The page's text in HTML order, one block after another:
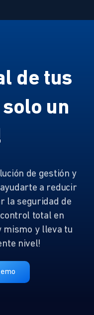
de tus
un
de gestión y
a reducir
la seguridad de
total en
mismo y lleva tu
nivel!